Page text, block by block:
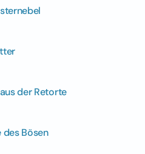
der Retorte
des Bösen